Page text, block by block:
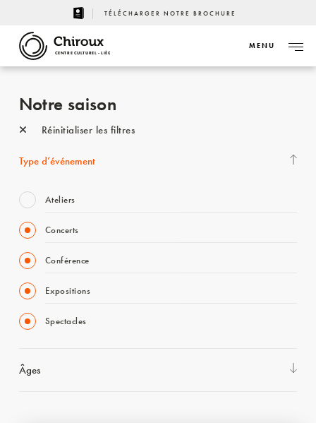
TÉLÉCHARGER NOTRE BROCHURE
CENTRE CULTUREL - LIÈGE
MENU
Notre saison
Réinitialiser les filtres
Type d’événement
Ateliers
Concerts
Conférence
Expositions
Spectacles
Âges